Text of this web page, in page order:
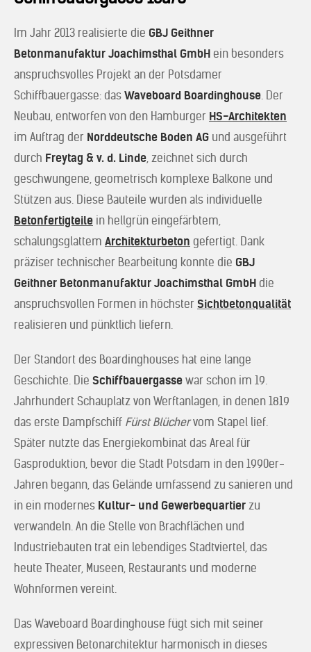
Im Jahr 2013 realisierte die GBJ Geithner
Betonmanufaktur Joachimsthal GmbH ein besonders
anspruchsvolles Projekt an der Potsdamer
Schiffbauergasse: das Waveboard Boardinghouse . Der
Neubau, entworfen von den Hamburger HS-Architekten
im Auftrag der Norddeutsche Boden AG und ausgeführt
durch Freytag & v. d. Linde , zeichnet sich durch
geschwungene, geometrisch komplexe Balkone und
Stützen aus. Diese Bauteile wurden als individuelle
Betonfertigteile in hellgrün eingefärbtem,
schalungsglattem Architekturbeton gefertigt. Dank
präziser technischer Bearbeitung konnte die GBJ
Geithner Betonmanufaktur Joachimsthal GmbH die
anspruchsvollen Formen in höchster Sichtbetonqualität
realisieren und pünktlich liefern.
Der Standort des Boardinghouses hat eine lange
Geschichte. Die Schiffbauergasse war schon im 19.
Jahrhundert Schauplatz von Werftanlagen, in denen 1819
das erste Dampfschiff Fürst Blüchervom Stapel lief.
Später nutzte das Energiekombinat das Areal für
Gasproduktion, bevor die Stadt Potsdam in den 1990er-
Jahren begann, das Gelände umfassend zu sanieren und
in ein modernes Kultur- und Gewerbequartier zu
verwandeln. An die Stelle von Brachflächen und
Industriebauten trat ein lebendiges Stadtviertel, das
heute Theater, Museen, Restaurants und moderne
Wohnformen vereint.
Das Waveboard Boardinghouse fügt sich mit seiner
expressiven Betonarchitektur harmonisch in dieses